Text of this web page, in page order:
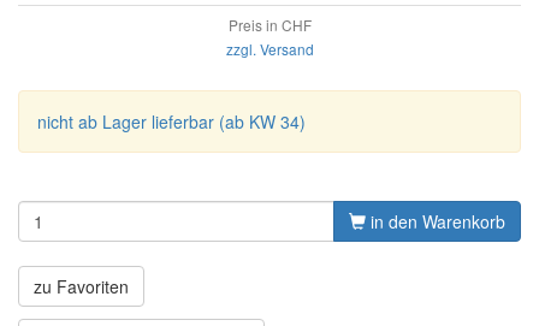
Preis in CHF
zzgl. Versand
nicht ab Lager lieferbar (ab KW 34)
in den Warenkorb
zu Favoriten